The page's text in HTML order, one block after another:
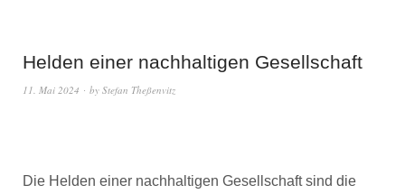
Helden einer nachhaltigen Gesellschaft
11. Mai 2024 by Stefan Theßenvitz
Die Helden einer nachhaltigen Gesellschaft sind die